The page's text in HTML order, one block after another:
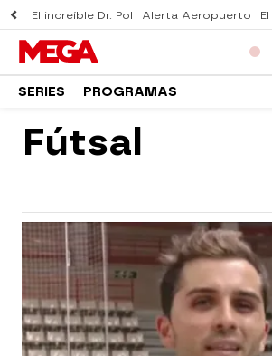
El increíble Dr. Pol Alerta Aeropuerto
SERIES PROGRAMAS
Fútsal